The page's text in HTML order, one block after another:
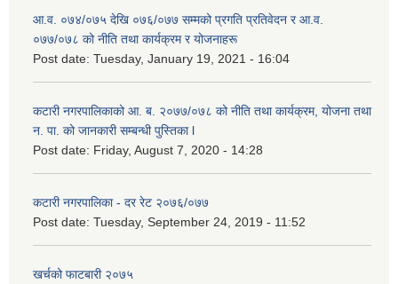
आ.व. ०७४/०७५ देखि ०७६/०७७ सम्मको प्रगति प्रतिवेदन र आ.व.
०७७/०७८ को नीति तथा कार्यक्रम र योजनाहरू
Post date: Tuesday, January 19, 2021 - 16:04
कटारी नगरपालिकाको आ. ब. २०७७/०७८ को नीति तथा कार्यक्रम, योजना तथा
न. पा. को जानकारी सम्बन्धी पुस्तिका l
Post date: Friday, August 7, 2020 - 14:28
कटारी नगरपालिका - दर रेट २०७६/०७७
Post date: Tuesday, September 24, 2019 - 11:52
खर्चको फाटबारी २०७५